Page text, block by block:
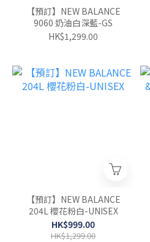
【預訂】NEW BALANCE
9060 奶油白深藍-GS
HK$1,299.00
【預訂】NEW BALANCE
204L 櫻花粉白-UNISEX
HK$999.00
HK$1,299.00